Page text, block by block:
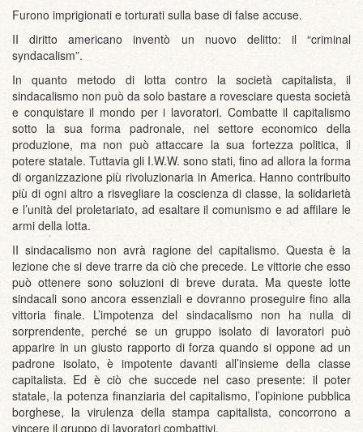
Furono imprigionati e torturati sulla base di false accuse.
II diritto americano inventò un nuovo delitto: il “criminal
syndacalism”.
In quanto metodo di lotta contro la società capitalista, il
sindacalismo non può da solo bastare a rovesciare questa società
e conquistare il mondo per i lavoratori. Combatte il capitalismo
sotto la sua forma padronale, nel settore economico della
produzione, ma non può attaccare la sua fortezza politica, il
potere statale. Tuttavia gli I.W.W. sono stati, fino ad allora la forma
di organizzazione più rivoluzionaria in America. Hanno contribuito
più di ogni altro a risvegliare la coscienza di classe, la solidarietà
e l’unità del proletariato, ad esaltare il comunismo e ad affilare le
armi della lotta.
II sindacalismo non avrà ragione del capitalismo. Questa è la
lezione che si deve trarre da ciò che precede. Le vittorie che esso
può ottenere sono soluzioni di breve durata. Ma queste lotte
sindacali sono ancora essenziali e dovranno proseguire fino alla
vittoria finale. L’impotenza del sindacalismo non ha nulla di
sorprendente, perché se un gruppo isolato di lavoratori può
apparire in un giusto rapporto di forza quando si oppone ad un
padrone isolato, è impotente davanti all’insieme della classe
capitalista. Ed è ciò che succede nel caso presente: il poter
statale, la potenza finanziaria del capitalismo, l’opinione pubblica
borghese, la virulenza della stampa capitalista, concorrono a
vincere il gruppo di lavoratori combattivi.